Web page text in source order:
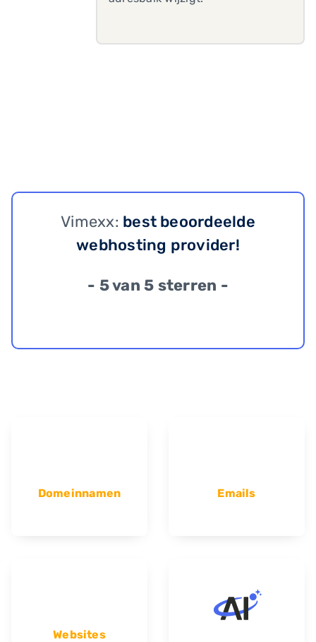
Vimexx: best beoordeelde
webhosting provider!
- 5 van 5 sterren -
Domeinnamen Emails
Websites